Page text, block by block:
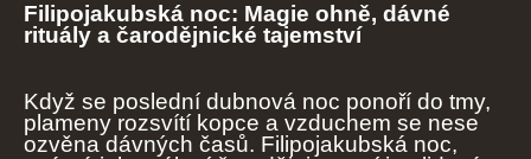
Filipojakubská noc: Magie ohně, dávné
rituály a čarodějnické tajemství
Když se poslední dubnová noc ponoří do tmy,
plameny rozsvítí kopce a vzduchem se nese
ozvěna dávných časů. Filipojakubská noc,